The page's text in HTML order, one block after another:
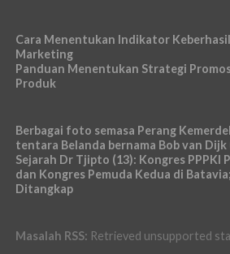
Cara Menentukan Indikator
Marketing
Panduan Menentukan Strategi
Produk
Berbagai foto semasa Perang
tentara Belanda bernama Bob van Dijk
Sejarah Dr Tjipto (13): Kongres PPPKI
dan Kongres Pemuda Kedua di
Ditangkap
Masalah RSS: Retrieved unsupported